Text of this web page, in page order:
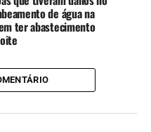
DESABASTECIMENTO
água
de água na
ter abastecimento